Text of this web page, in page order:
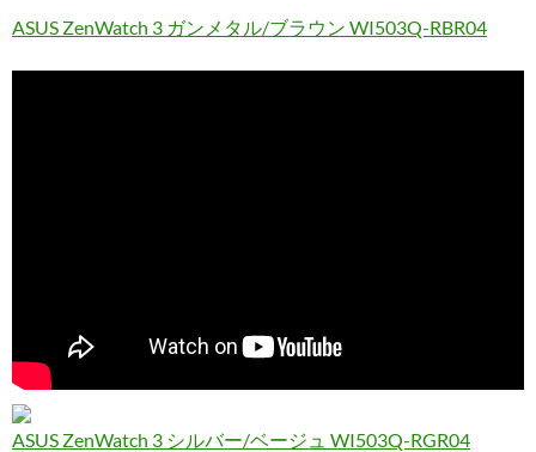
ASUS ZenWatch 3 ガンメタル/ブラウン WI503Q-RBR04
ASUS ZenWatch 3 シルバー/ベージュ WI503Q-RGR04